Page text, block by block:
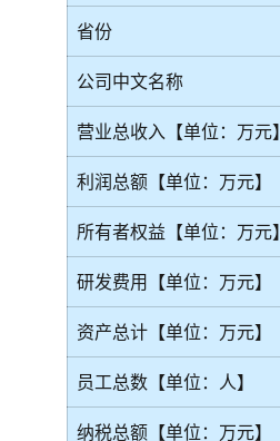
省份
公司中文名称
营业总收入【单位：万元】
利润总额【单位：万元】
所有者权益【单位：万元】
研发费用【单位：万元】
资产总计【单位：万元】
员工总数【单位：人】
纳税总额【单位：万元】